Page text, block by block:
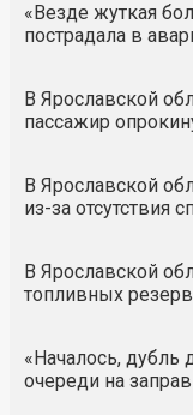
«Везде жуткая
пострадала в
В Ярославской
пассажир
В Ярославской
из-за отсутствия
В Ярославской
топливных
«Началось, дубль
очереди на